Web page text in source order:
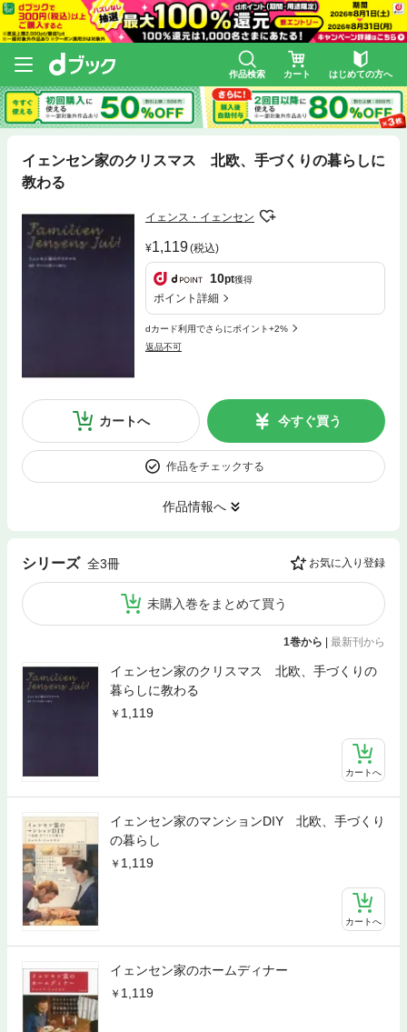
作品検索 カート はじめての方へ
イェンセン家のクリスマス 北欧、手づくりの暮らしに
教わる
イェンス・イェンセン
1,119(税込)
10pt獲得
ポイント詳細
dカード利用でさらにポイント+2%
返品不可
カートへ 今すぐ買う
作品をチェックする
作品情報へ
シリーズ 全3冊 お気に入り登録
未購入巻をまとめて買う
1巻から 最新刊から
イェンセン家のクリスマス 北欧、手づくりの
暮らしに教わる
1,119
カートへ
イェンセン家のマンションDIY 北欧、手づくり
の暮らし
1,119
カートへ
イェンセン家のホームディナー
1,119